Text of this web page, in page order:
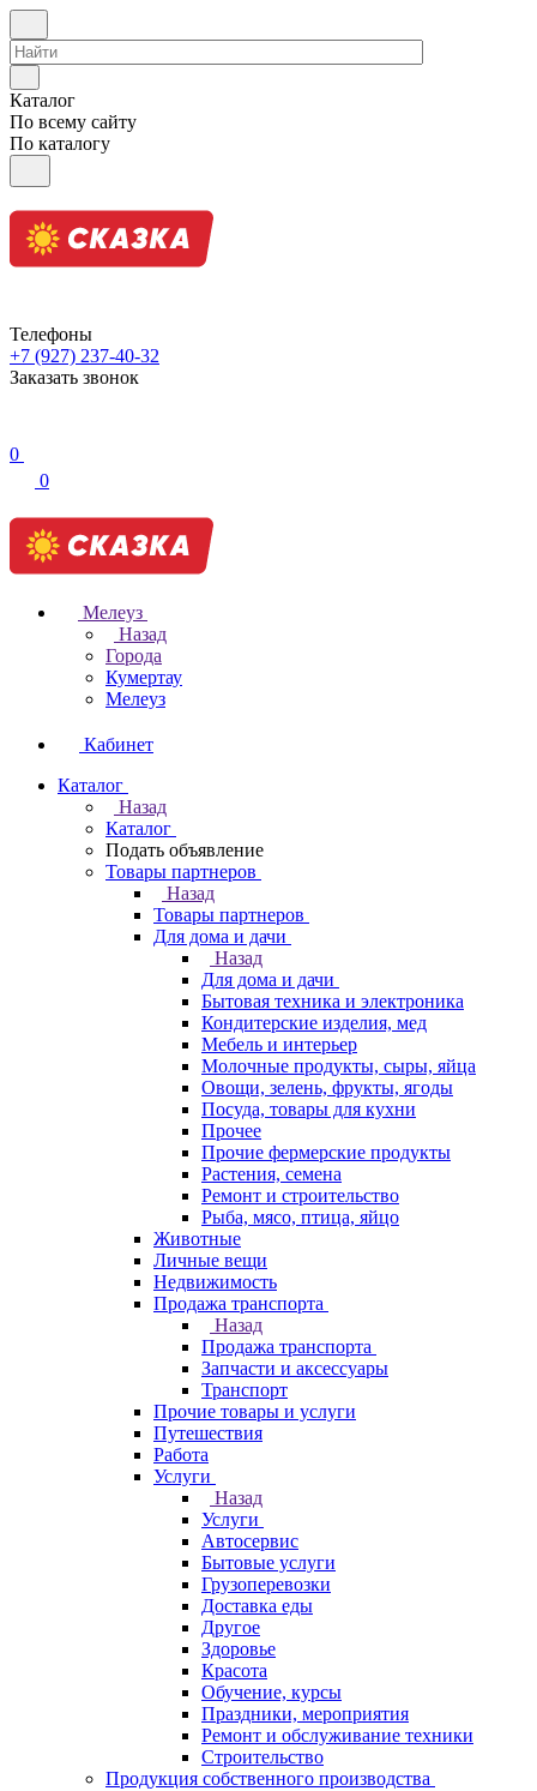
Каталог
По всему сайту
По каталогу
Телефоны
+7 (927) 237-40-32
Заказать звонок
0
0
Мелеуз
Назад
Города
Кумертау
Мелеуз
Кабинет
Каталог
Назад
Каталог
Подать объявление
Товары партнеров
Назад
Товары партнеров
Для дома и дачи
Назад
Для дома и дачи
Бытовая техника и электроника
Кондитерские изделия, мед
Мебель и интерьер
Молочные продукты, сыры, яйца
Овощи, зелень, фрукты, ягоды
Посуда, товары для кухни
Прочее
Прочие фермерские продукты
Растения, семена
Ремонт и строительство
Рыба, мясо, птица, яйцо
Животные
Личные вещи
Недвижимость
Продажа транспорта
Назад
Продажа транспорта
Запчасти и аксессуары
Транспорт
Прочие товары и услуги
Путешествия
Работа
Услуги
Назад
Услуги
Автосервис
Бытовые услуги
Грузоперевозки
Доставка еды
Другое
Здоровье
Красота
Обучение, курсы
Праздники, мероприятия
Ремонт и обслуживание техники
Строительство
Продукция собственного производства